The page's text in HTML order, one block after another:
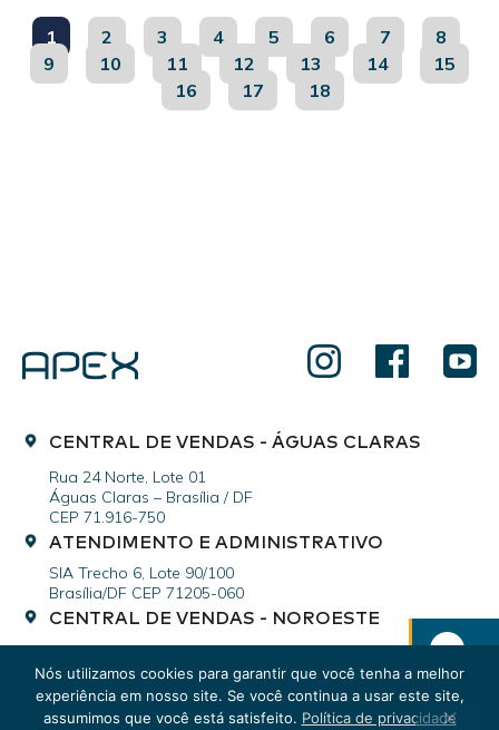
1 2 3 4 5 6 7
8
9
10 11 12 13 14
15
16
17 18
CENTRAL DE VENDAS - ÁGUAS CLARAS
Rua 24 Norte, Lote 01
Águas Claras – Brasília / DF
CEP 71.916-750
ATENDIMENTO E ADMINISTRATIVO
SIA Trecho 6, Lote 90/100
Brasília/DF CEP 71205-060
CENTRAL DE VENDAS - NOROESTE
Noroeste - Brasília/DF
CEP 70.688-260
Nós utilizamos cookies para garantir que você tenha a melhor
experiência em nosso site. Se você continua a usar este site,
assumimos que você está satisfeito. Política de privacidade